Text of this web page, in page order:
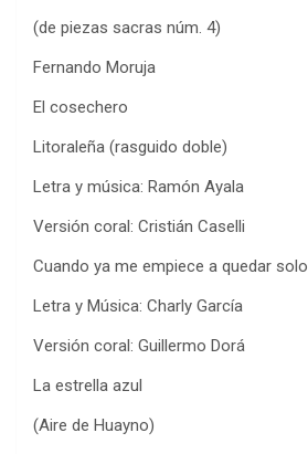
(de piezas sacras núm. 4)
Fernando Moruja
El cosechero
Litoraleña (rasguido doble)
Letra y música: Ramón Ayala
Versión coral: Cristián Caselli
Cuando ya me empiece a quedar solo
Letra y Música: Charly García
Versión coral: Guillermo Dorá
La estrella azul
(Aire de Huayno)